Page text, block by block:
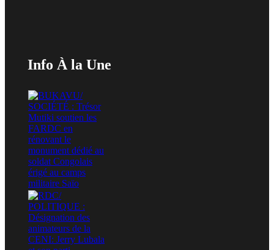
Info À la Une